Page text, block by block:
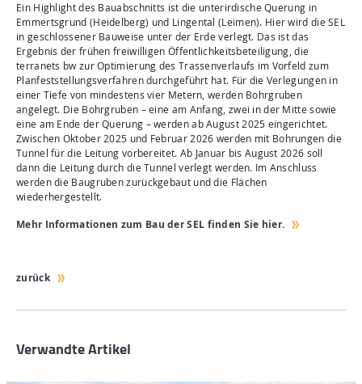
Ein Highlight des Bauabschnitts ist die unterirdische Querung in
Emmertsgrund (Heidelberg) und Lingental (Leimen). Hier wird die SEL
in geschlossener Bauweise unter der Erde verlegt. Das ist das
Ergebnis der frühen freiwilligen Öffentlichkeitsbeteiligung, die
terranets bw zur Optimierung des Trassenverlaufs im Vorfeld zum
Planfeststellungsverfahren durchgeführt hat. Für die Verlegungen in
einer Tiefe von mindestens vier Metern, werden Bohrgruben
angelegt. Die Bohrgruben – eine am Anfang, zwei in der Mitte sowie
eine am Ende der Querung – werden ab August 2025 eingerichtet.
Zwischen Oktober 2025 und Februar 2026 werden mit Bohrungen die
Tunnel für die Leitung vorbereitet. Ab Januar bis August 2026 soll
dann die Leitung durch die Tunnel verlegt werden. Im Anschluss
werden die Baugruben zurückgebaut und die Flächen
wiederhergestellt.
Mehr Informationen zum Bau der SEL finden Sie hier.
zurück
Verwandte Artikel